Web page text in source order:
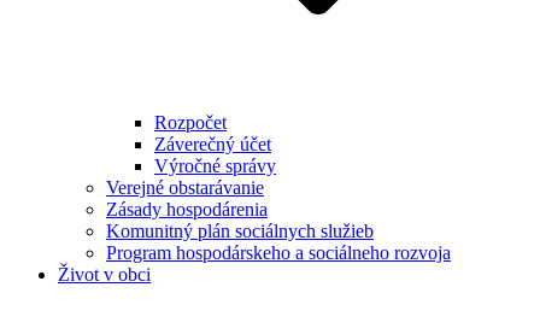
Rozpočet
Záverečný účet
Výročné správy
Verejné obstarávanie
Zásady hospodárenia
Komunitný plán sociálnych služieb
Program hospodárskeho a sociálneho rozvoja
Život v obci